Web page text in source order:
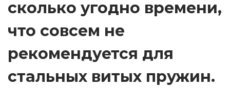
y
сколько угодно времени,
что совсем не
рекомендуется для
стальных витых пружин.